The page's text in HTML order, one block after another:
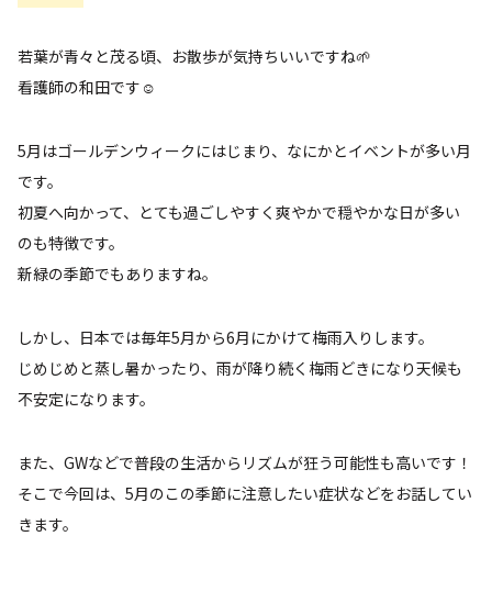
若葉が青々と茂る頃、お散歩が気持ちいいですね🌱
看護師の和田です☺️
5月はゴールデンウィークにはじまり、なにかとイベントが多い月
です。
初夏へ向かって、とても過ごしやすく爽やかで穏やかな日が多い
のも特徴です。
新緑の季節でもありますね。
しかし、日本では毎年5月から6月にかけて梅雨入りします。
じめじめと蒸し暑かったり、雨が降り続く梅雨どきになり天候も
不安定になります。
また、GWなどで普段の生活からリズムが狂う可能性も高いです！
そこで今回は、5月のこの季節に注意したい症状などをお話してい
きます。